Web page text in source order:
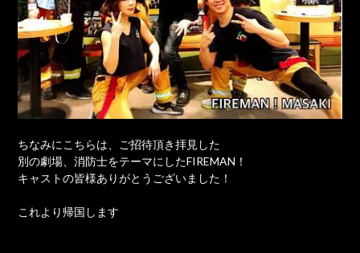
ちなみにこちらは、ご招待頂き拝見した
別の劇場、消防士をテーマにしたFIREMAN！
キャストの皆様ありがとうございました！
これより帰国します